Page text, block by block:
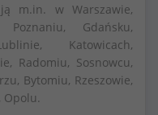
m.in. w Warszawie,
Gdańsku,
Katowicach,
Radomiu, Sosnowcu,
Bytomiu, Rzeszowie,
Opolu.